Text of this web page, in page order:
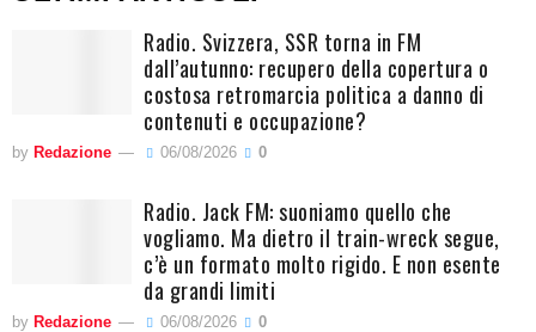
Radio. Svizzera, SSR torna in FM
dall’autunno: recupero della copertura o
costosa retromarcia politica a danno di
contenuti e occupazione?
by Redazione 06/08/2026 0
Radio. Jack FM: suoniamo quello che
vogliamo. Ma dietro il train-wreck segue,
c’è un formato molto rigido. E non esente
da grandi limiti
by Redazione 06/08/2026 0